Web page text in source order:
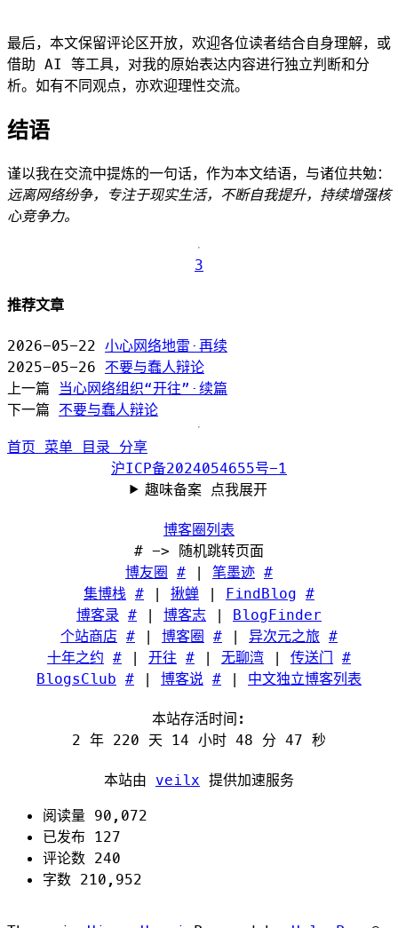
最后，本文保留评论区开放，欢迎各位读者结合自身理解，或
借助 AI 等工具，对我的原始表达内容进行独立判断和分
析。如有不同观点，亦欢迎理性交流。
结语
谨以我在交流中提炼的一句话，作为本文结语，与诸位共勉：
远离网络纷争，专注于现实生活，不断自我提升，持续增强核
心竞争力。
3
推荐文章
2026-05-22 小心网络地雷·再续
2025-05-26 不要与蠢人辩论
上一篇
当心网络组织“开往”·续篇
下一篇 不要与蠢人辩论
首页 菜单 目录 分享
沪ICP备2024054655号-1
趣味备案 点我展开
博客圈列表
# -> 随机跳转页面
博友圈 # | 笔墨迹 #
集博栈 # | 揪蝉 | FindBlog #
博客录 # | 博客志 | BlogFinder
个站商店 # | 博客圈 # | 异次元之旅 #
十年之约 # | 开往 # | 无聊湾 | 传送门 #
BlogsClub # | 博客说 # | 中文独立博客列表
本站存活时间:
2 年 220 天 14 小时 48 分 47 秒
本站由 veilx 提供加速服务
阅读量 90,072
已发布 127
评论数 240
字数 210,952